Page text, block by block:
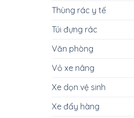
Thùng rác y tế
Túi đựng rác
Văn phòng
Vỏ xe nâng
Xe dọn vệ sinh
Xe đẩy hàng